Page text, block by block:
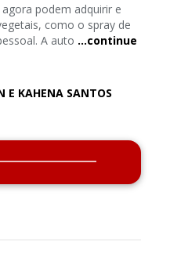
podem adquirir e
como o spray de
A auto …continue
E KAHENA SANTOS